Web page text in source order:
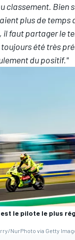
classement. Bien
plus de temps
il faut partager le
été très
du positif."
est le pilote le plus
NurPhoto via Getty